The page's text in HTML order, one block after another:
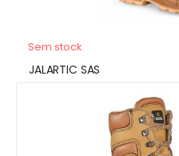
Sem stock
JALARTIC SAS